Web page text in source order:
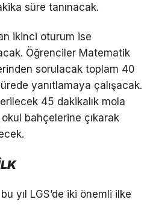
süre tanınacak.
ikinci oturum ise
Öğrenciler Matematik
sorulacak toplam 40
yanıtlamaya çalışacak.
45 dakikalık mola
bahçelerine çıkarak
yıl LGS’de iki önemli ilke